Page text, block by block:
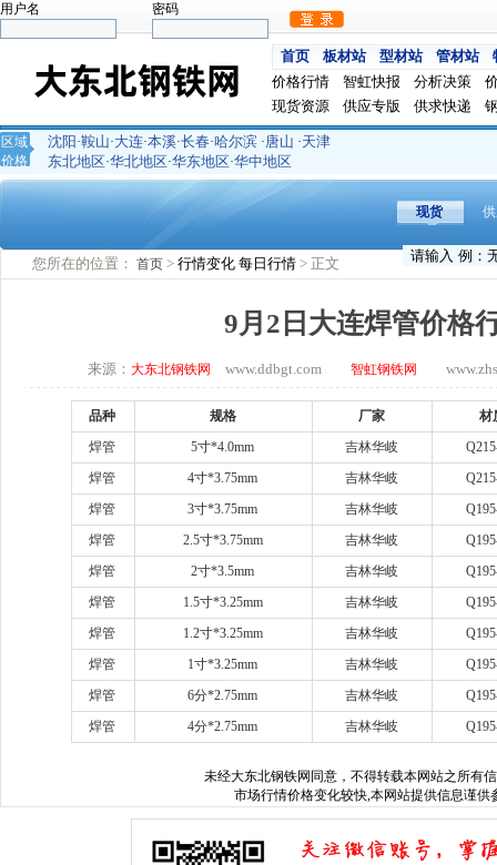
用户名 密码
首页 板材站 型材站 管材站
价格行情
智虹快报 分析决策
现货资源
供应专版 供求快递
区域
价格
沈阳 ·鞍山·大连·本溪·长春·哈尔滨 ·唐山 ·天津
东北地区·华北地区·华东地区·华中地区
现货
您所在的位置： 首页 > 行情变化 每日行情 > 正文
9月2日大连焊管价格
来源： 大东北钢铁网 www.ddbgt.com 智虹钢铁网
品种 规格 厂家
材
焊管
5寸*4.0mm 吉林华岐
焊管
4寸*3.75mm 吉林华岐
焊管
3寸*3.75mm 吉林华岐
焊管
2.5寸*3.75mm 吉林华岐
焊管
2寸*3.5mm 吉林华岐
焊管
1.5寸*3.25mm 吉林华岐
焊管
1.2寸*3.25mm 吉林华岐
焊管
1寸*3.25mm 吉林华岐
焊管
6分*2.75mm 吉林华岐
焊管
4分*2.75mm 吉林华岐
未经大东北钢铁网 同意，不得转载本网站之所有
市场行情价格变化较快,本网站提供信息谨供